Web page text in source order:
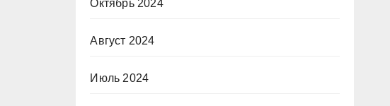
Октябрь 2024
Август 2024
Июль 2024